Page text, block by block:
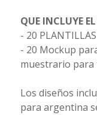
QUE INCLUYE
- 20
- 20 Mockup
muestrario para
Los diseños
para argentina